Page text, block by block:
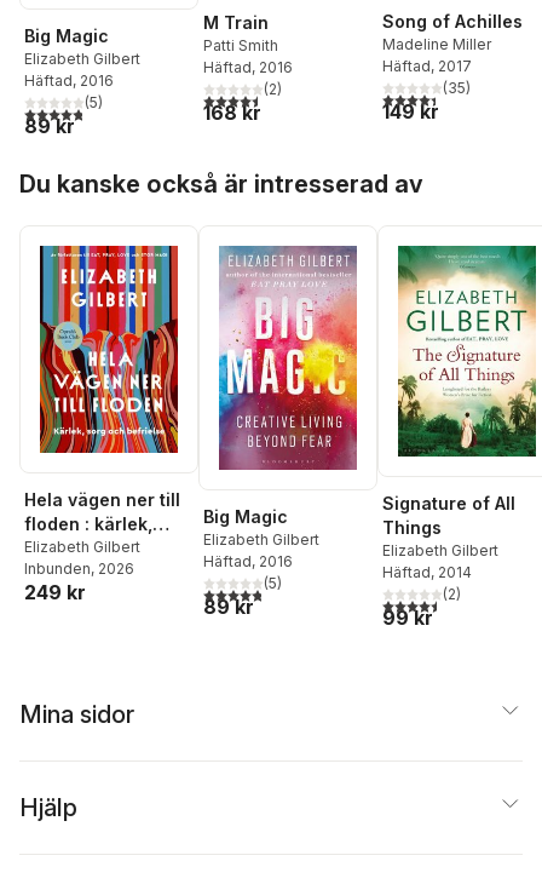
Big Magic
Elizabeth Gilbert
Häftad, 2016
4,8utav 5 stjärnor. Totalt antal röster:
(5)
89 kr
M Train
Patti Smith
Häftad, 2016
4,5utav 5 stjärnor. Totalt antal röster:
(2)
168 kr
Song of Achilles
Madeline Miller
Häftad, 2017
4,4utav 5 stjärnor.
(35)
149 kr
Du kanske också är intresserad av
Hela vägen ner till
floden : kärlek,
sorg och befrielse
Elizabeth Gilbert
Inbunden, 2026
249 kr
Big Magic
Elizabeth Gilbert
Häftad, 2016
4,8utav 5 stjärnor. Totalt antal röster:
(5)
89 kr
Signature of All
Things
Elizabeth Gilbert
Häftad, 2014
4,5utav 5 stjärnor.
(2)
99 kr
Mina sidor
Hjälp